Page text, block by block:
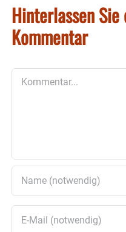
Hinterlassen Sie
Kommentar